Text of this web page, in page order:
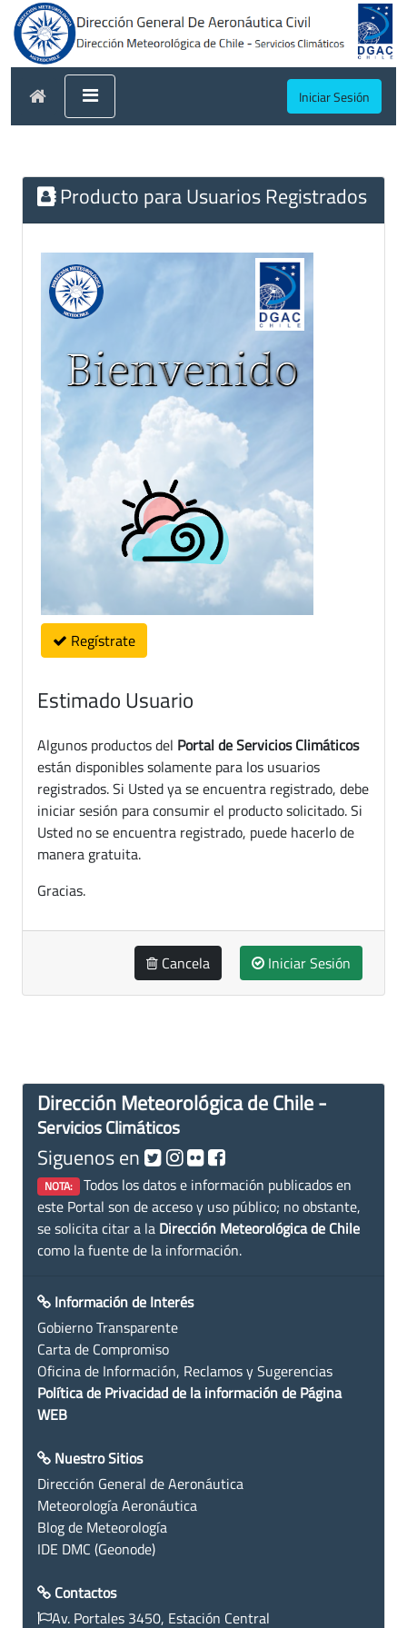
Iniciar Sesión
Producto para Usuarios Registrados
Regístrate
Estimado Usuario
Algunos productos del Portal de Servicios Climáticos
están disponibles solamente para los usuarios
registrados. Si Usted ya se encuentra registrado, debe
iniciar sesión para consumir el producto solicitado. Si
Usted no se encuentra registrado, puede hacerlo de
manera gratuita.
Gracias.
Cancela Iniciar Sesión
Dirección Meteorológica de Chile -
Servicios Climáticos
Siguenos en
NOTA: Todos los datos e información publicados en
este Portal son de acceso y uso público; no obstante,
se solicita citar a la Dirección Meteorológica de Chile
como la fuente de la información.
Información de Interés
Gobierno Transparente
Carta de Compromiso
Oficina de Información, Reclamos y Sugerencias
Política de Privacidad de la información de Página
WEB
Nuestro Sitios
Dirección General de Aeronáutica
Meteorología Aeronáutica
Blog de Meteorología
IDE DMC (Geonode)
Contactos
Av. Portales 3450, Estación Central